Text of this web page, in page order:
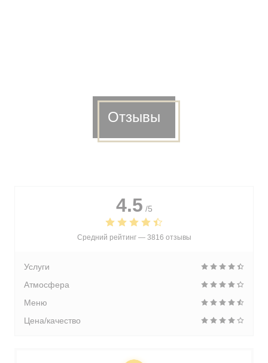
Отзывы
4.5 /5
Средний рейтинг — 3816 отзывы
Услуги
Атмосфера
Меню
Цена/качество